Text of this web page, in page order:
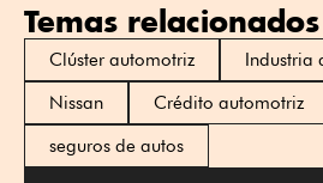
Temas relacionados
Clúster automotriz
Industria
Nissan
Crédito automotriz
seguros de autos